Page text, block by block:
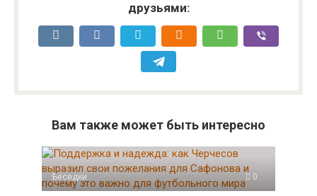
друзьями:
Вам также может быть интересно
Беседки 0